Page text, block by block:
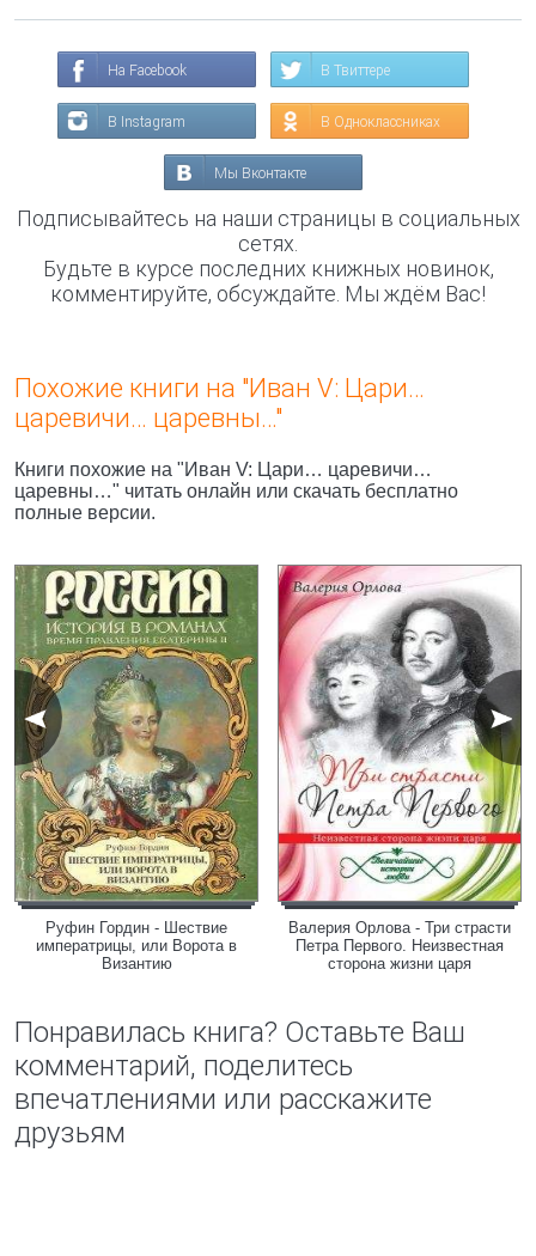
На Facebook В Твиттере
В Instagram В Одноклассниках
Мы Вконтакте
Подписывайтесь на наши страницы в социальных
сетях.
Будьте в курсе последних книжных новинок,
комментируйте, обсуждайте. Мы ждём Вас!
Похожие книги на "Иван V: Цари…
царевичи… царевны…"
Книги похожие на "Иван V: Цари… царевичи…
царевны…" читать онлайн или скачать бесплатно
полные версии.
Руфин Гордин - Шествие
императрицы, или Ворота в
Византию
Валерия Орлова - Три страсти
Петра Первого. Неизвестная
сторона жизни царя
Понравилась книга? Оставьте Ваш
комментарий, поделитесь
впечатлениями или расскажите
друзьям